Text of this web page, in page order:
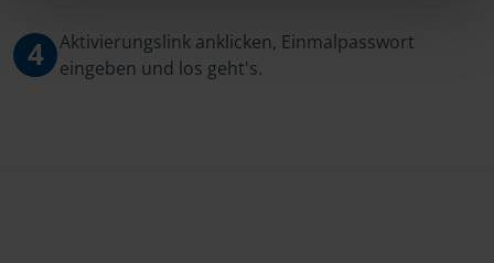
4
Aktivierungslink anklicken, Einmalpasswort
eingeben und los geht's.